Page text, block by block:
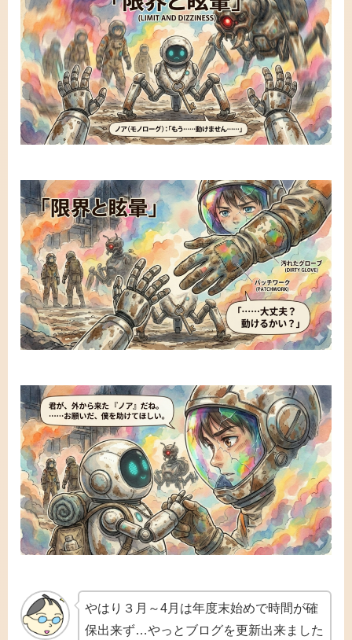
やはり３月～4月は年度末始めで時間が確
保出来ず…やっとブログを更新出来ました